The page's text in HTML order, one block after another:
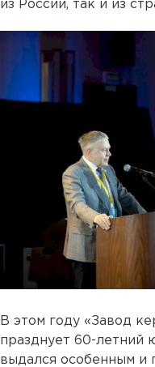
из России, так и из
В этом году «Завод
празднует 60-летний
выдался особенным и